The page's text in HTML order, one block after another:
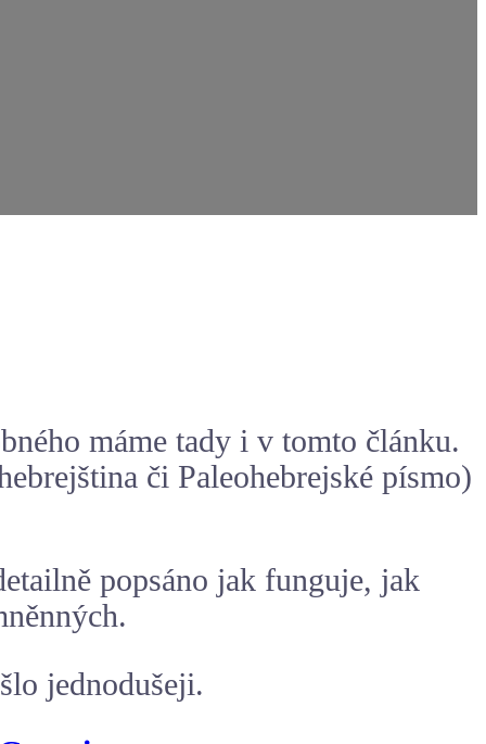
máme tady i v tomto článku.
či Paleohebrejské písmo)
popsáno jak funguje, jak
jednodušeji.